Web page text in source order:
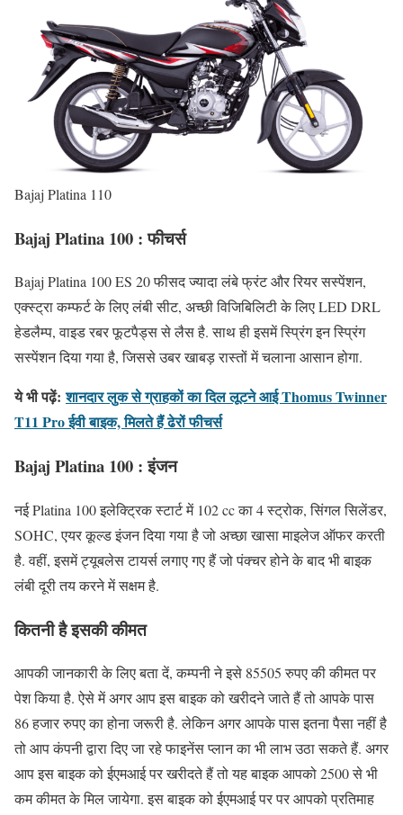
Bajaj Platina 110
Bajaj Platina 100 : फीचर्स
Bajaj Platina 100 ES 20 फीसद ज्यादा लंबे फ्रंट और रियर सस्पेंशन,
एक्स्ट्रा कम्फर्ट के लिए लंबी सीट, अच्छी विजिबिलिटी के लिए LED DRL
हेडलैम्प, वाइड रबर फूटपैड्स से लैस है. साथ ही इसमें स्प्रिंग इन स्प्रिंग
सस्पेंशन दिया गया है, जिससे उबर खाबड़ रास्तों में चलाना आसान होगा.
ये भी पढ़ें: शानदार लुक से ग्राहकों का दिल लूटने आई Thomus Twinner
T11 Pro ईवी बाइक, मिलते हैं ढेरों फीचर्स
Bajaj Platina 100 : इंजन
नई Platina 100 इलेक्ट्रिक स्टार्ट में 102 cc का 4 स्ट्रोक, सिंगल सिलेंडर,
SOHC, एयर कूल्ड इंजन दिया गया है जो अच्छा खासा माइलेज ऑफर करती
है. वहीं, इसमें ट्यूबलेस टायर्स लगाए गए हैं जो पंक्चर होने के बाद भी बाइक
लंबी दूरी तय करने में सक्षम है.
कितनी है इसकी कीमत
आपकी जानकारी के लिए बता दें, कम्पनी ने इसे 85505 रुपए की कीमत पर
पेश किया है. ऐसे में अगर आप इस बाइक को खरीदने जाते हैं तो आपके पास
86 हजार रुपए का होना जरूरी है. लेकिन अगर आपके पास इतना पैसा नहीं है
तो आप कंपनी द्वारा दिए जा रहे फाइनेंस प्लान का भी लाभ उठा सकते हैं. अगर
आप इस बाइक को ईएमआई पर खरीदते हैं तो यह बाइक आपको 2500 से भी
कम कीमत के मिल जायेगा. इस बाइक को ईएमआई पर पर आपको प्रतिमाह